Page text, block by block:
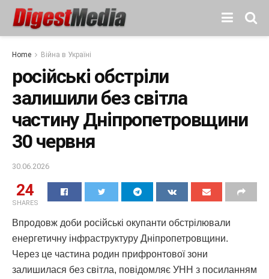
Home Війна в Україні
російські обстріли
залишили без світла
частину Дніпропетровщини
30 червня
30.06.2026
24
SHARES
Впродовж доби російські окупанти обстрілювали
енергетичну інфраструктуру Дніпропетровщини.
Через це частина родин прифронтової зони
залишилася без світла, повідомляє УНН з посиланням